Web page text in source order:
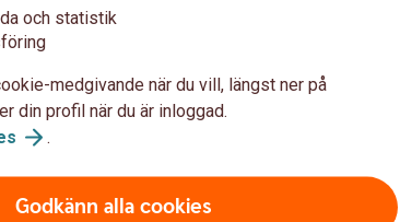
Firma
och statistik
medgivande när du vill, längst ner på
din profil när du är inloggad.
.
Godkänn alla cookies